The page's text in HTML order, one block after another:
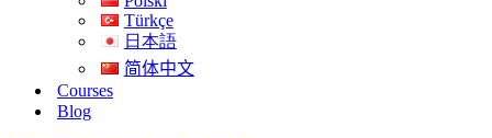
Türkçe
日本語
简体中文
Courses
Blog